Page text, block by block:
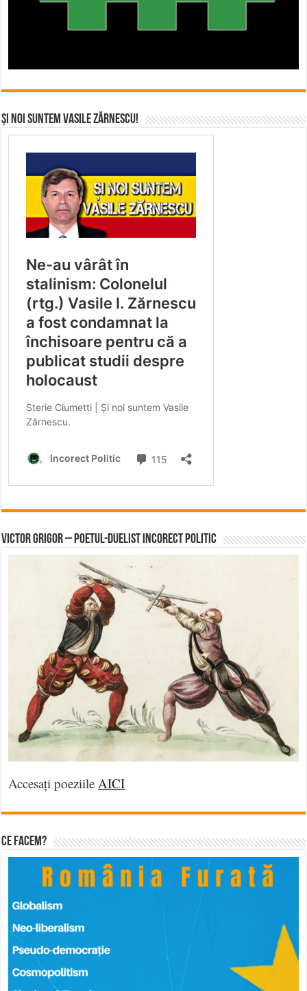
Și noi suntem Vasile Zărnescu!
Victor Grigor – Poetul-Duelist Incorect Politic
Accesați poeziileAICI
Ce facem?